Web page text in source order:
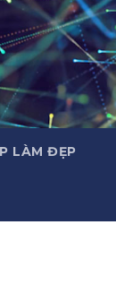
LÀM ĐẸP